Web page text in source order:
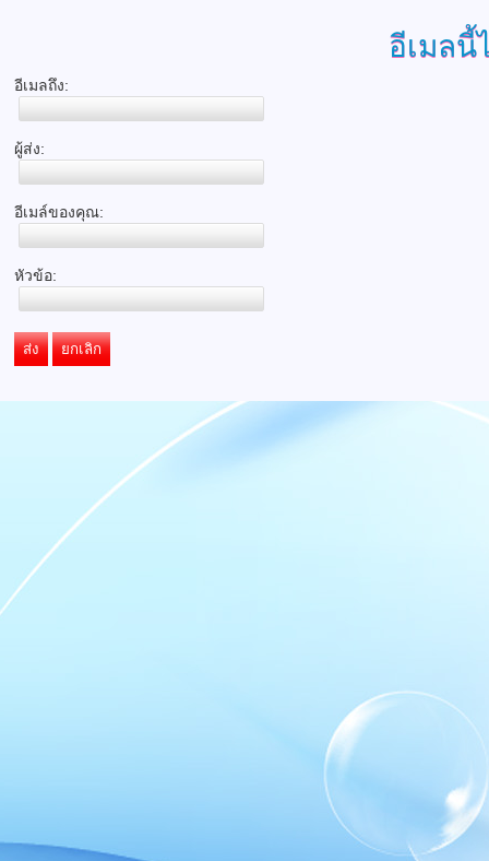
อีเมลนี้
อีเมลถึง:
ผู้ส่ง:
อีเมล์ของคุณ:
หัวข้อ:
ส่ง ยกเลิก